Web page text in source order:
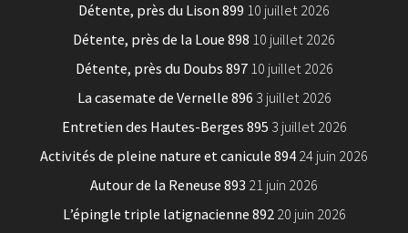
Détente, près du Lison 899 10 juillet 2026
Détente, près de la Loue 898 10 juillet 2026
Détente, près du Doubs 897 10 juillet 2026
La casemate de Vernelle 896 3 juillet 2026
Entretien des Hautes-Berges 895 3 juillet 2026
Activités de pleine nature et canicule 894 24 juin 2026
Autour de la Reneuse 893 21 juin 2026
L’épingle triple latignacienne 892 20 juin 2026